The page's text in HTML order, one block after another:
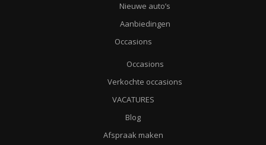
Nieuwe auto’s
Aanbiedingen
Occasions
Occasions
Verkochte occasions
VACATURES
Blog
Afspraak maken